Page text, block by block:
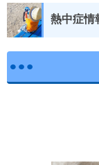
熱中症情